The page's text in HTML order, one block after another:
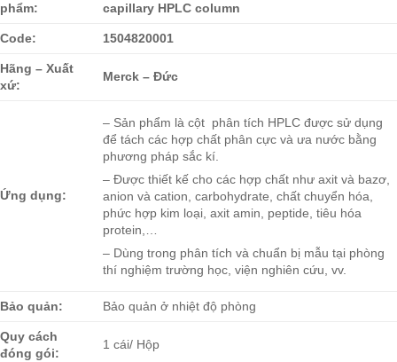
phẩm:
capillary HPLC column
Code: 1504820001
Hãng – Xuất
xứ:
Merck – Đức
Ứng dụng:
– Sản phẩm là cột phân tích HPLC được sử dụng
để tách các hợp chất phân cực và ưa nước bằng
phương pháp sắc kí.
– Được thiết kế cho các hợp chất như axit và bazơ,
anion và cation, carbohydrate, chất chuyển hóa,
phức hợp kim loại, axit amin, peptide, tiêu hóa
protein,…
– Dùng trong phân tích và chuẩn bị mẫu tại phòng
thí nghiệm trường học, viện nghiên cứu, vv.
Bảo quản: Bảo quản ở nhiệt độ phòng
Quy cách
đóng gói:
1 cái/ Hộp